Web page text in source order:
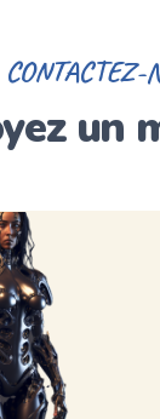
CONTACTEZ-
un